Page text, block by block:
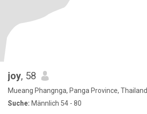
joy, 58
Mueang Phangnga, Panga Province, Thailand
Suche: Männlich 54 - 80